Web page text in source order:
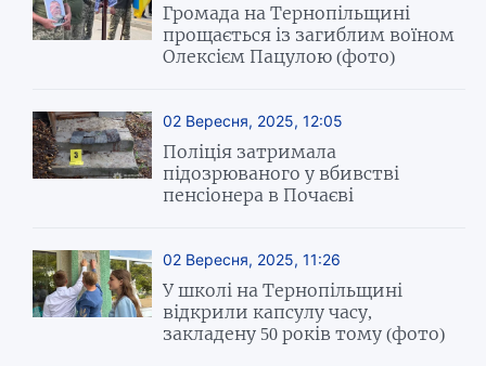
Громада на Тернопільщині
прощається із загиблим воїном
Олексієм Пацулою (фото)
02 Вересня, 2025, 12:05
Поліція затримала
підозрюваного у вбивстві
пенсіонера в Почаєві
02 Вересня, 2025, 11:26
У школі на Тернопільщині
відкрили капсулу часу,
закладену 50 років тому (фото)